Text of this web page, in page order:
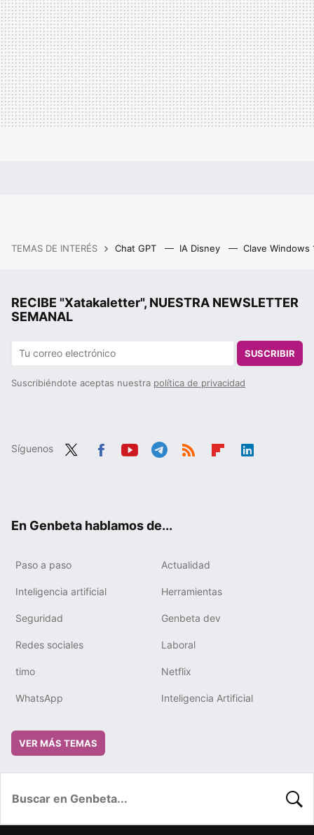
TEMAS DE INTERÉS Chat GPT IA Disney Clave Windows
RECIBE "Xatakaletter", NUESTRA NEWSLETTER
SEMANAL
SUSCRIBIR
Suscribiéndote aceptas nuestra política de privacidad
Síguenos
En Genbeta hablamos de...
Paso a paso Actualidad
Inteligencia artificial Herramientas
Seguridad Genbeta dev
Redes sociales Laboral
timo Netflix
WhatsApp Inteligencia Artificial
VER MÁS TEMAS